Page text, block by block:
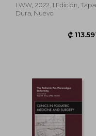
LWW, 2022, 1 Edición, Tapa
Dura, Nuevo